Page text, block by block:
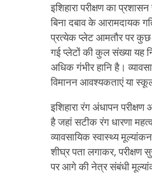
इशिहारा परीक्षण का
बिना दबाव के आरामदायक
प्रत्येक प्लेट आमतौर पर कुछ
गई प्लेटों की कुल संख्या यह
अधिक गंभीर हानि है।
विमानन आवश्यकताएं या
इशिहारा रंग अंधापन
है जहां सटीक रंग धारणा
व्यावसायिक स्वास्थ्य
शीघ्र पता लगाकर,
पर आगे की नेत्र संबंधी